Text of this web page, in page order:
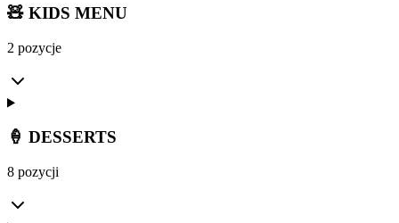
🧸 KIDS MENU
2 pozycje
🍦 DESSERTS
8 pozycji